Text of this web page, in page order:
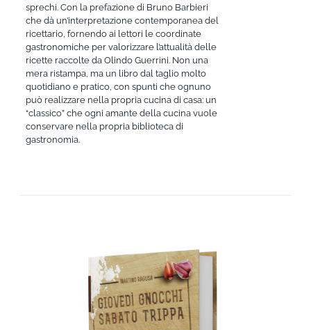
sprechi. Con la prefazione di Bruno Barbieri
che dà un’interpretazione contemporanea del
ricettario, fornendo ai lettori le coordinate
gastronomiche per valorizzare l’attualità delle
ricette raccolte da Olindo Guerrini. Non una
mera ristampa, ma un libro dal taglio molto
quotidiano e pratico, con spunti che ognuno
può realizzare nella propria cucina di casa: un
“classico” che ogni amante della cucina vuole
conservare nella propria biblioteca di
gastronomia.